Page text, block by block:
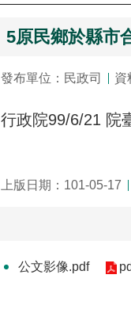
5原民鄉於縣市
發布單位：民政司 資
行政院99/6/21 院
上版日期：101-05-17
公文影像.pdf